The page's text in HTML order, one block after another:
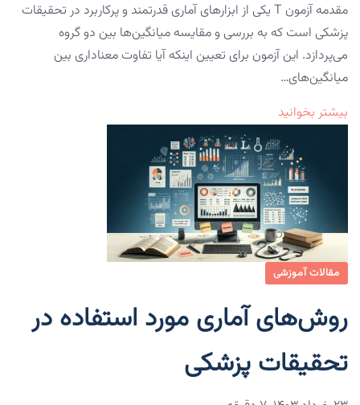
مقدمه آزمون T یکی از ابزارهای آماری قدرتمند و پرکاربرد در تحقیقات
پزشکی است که به بررسی و مقایسه میانگین‌ها بین دو گروه
می‌پردازد. این آزمون برای تعیین اینکه آیا تفاوت معناداری بین
میانگین‌های…
بیشتر بخوانید
مقالات آموزشی
روش‌های آماری مورد استفاده در
تحقیقات پزشکی